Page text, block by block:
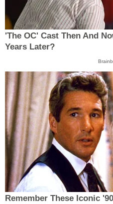
'The OC' Cast Then And
Years Later?
Remember These Iconic